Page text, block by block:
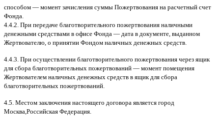
способом — момент зачисления суммы Пожертвования на расчетный счет
Фонда
4.4.2. При передаче благотворительного пожертвования наличными
денежными средствами в офисе Фонда — дата в документе выданном
Жертвователю o принятии Фондом наличных денежных средств
4.4.3. При осуществлении благотворительного пожертвования через ящик
для сбора благотворительных пожертвований — момент помещения
Жертвователем наличных денежных средств в ящик для сбора
благотворительных пожертвований
4.5. Местом заключения настоящего договора является город
Москва Российская Федерация